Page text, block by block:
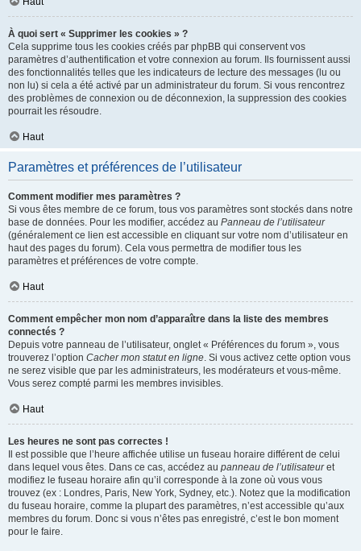
À quoi sert « Supprimer les cookies » ?
Cela supprime tous les cookies créés par phpBB qui conservent vos
paramètres d’authentification et votre connexion au forum. Ils fournissent aussi
des fonctionnalités telles que les indicateurs de lecture des messages (lu ou
non lu) si cela a été activé par un administrateur du forum. Si vous rencontrez
des problèmes de connexion ou de déconnexion, la suppression des cookies
pourrait les résoudre.
Haut
Paramètres et préférences de l’utilisateur
Comment modifier mes paramètres ?
Si vous êtes membre de ce forum, tous vos paramètres sont stockés dans notre
base de données. Pour les modifier, accédez au Panneau de l’utilisateur
(généralement ce lien est accessible en cliquant sur votre nom d’utilisateur en
haut des pages du forum). Cela vous permettra de modifier tous les
paramètres et préférences de votre compte.
Haut
Comment empêcher mon nom d’apparaître dans la liste des membres
connectés ?
Depuis votre panneau de l’utilisateur, onglet « Préférences du forum », vous
trouverez l’option Cacher mon statut en ligne. Si vous activez cette option vous
ne serez visible que par les administrateurs, les modérateurs et vous-même.
Vous serez compté parmi les membres invisibles.
Haut
Les heures ne sont pas correctes !
Il est possible que l’heure affichée utilise un fuseau horaire différent de celui
dans lequel vous êtes. Dans ce cas, accédez au panneau de l’utilisateuret
modifiez le fuseau horaire afin qu’il corresponde à la zone où vous vous
trouvez (ex : Londres, Paris, New York, Sydney, etc.). Notez que la modification
du fuseau horaire, comme la plupart des paramètres, n’est accessible qu’aux
membres du forum. Donc si vous n’êtes pas enregistré, c’est le bon moment
pour le faire.